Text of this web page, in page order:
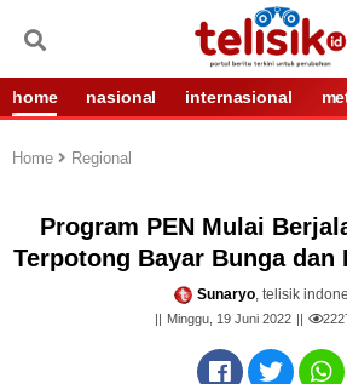
home nasional internasional
Home Regional
Program PEN Mulai
Terpotong Bayar Bunga dan
Sunaryo, telisik
Minggu, 19 Juni 2022